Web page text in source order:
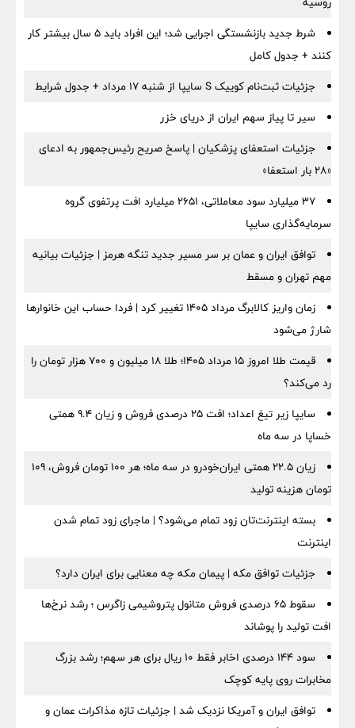
شرط جدید بازنشستگی اجرایی شد؛ این افراد باید ۵ سال بیشتر کار
کنند + جدول کامل
جزئیات ثبت‌نام کوییک S سایپا از شنبه ۱۷ مرداد + جدول شرایط
سیر تا پیاز سهم ایران از دریای خزر
جزئیات استعفای پزشکیان | پاسخ صریح رئیس‌جمهور به ادعای
«۲۸ بار استعفا»
۳۷ میلیارد سود معاملاتی، ۲۶۵۱ میلیارد افت پرتفوی گروه
سرمایه‌گذاری سایپا
توافق ایران و عمان بر سر مسیر جدید تنگه هرمز | جزئیات بیانیه
مهم تهران و مسقط
زمان واریز کالابرگ مرداد ۱۴۰۵ تغییر کرد | فردا حساب این خانوارها
شارژ می‌شود
قیمت طلا امروز ۱۵ مرداد ۱۴۰۵؛ طلا ۱۸ میلیون و ۷۰۰ هزار تومان را
رد می‌کند؟
سایپا زیر تیغ اعداد؛ افت ۲۵ درصدی فروش و زیان ۹.۴ همتی
خساپا در سه ماه
زیان ۲۲.۵ همتی ایران‌خودرو در سه ماه؛ هر ۱۰۰ تومان فروش، ۱۰۹
تومان هزینه تولید
بسته اینترنت‌تان زود تمام می‌شود؟ | ماجرای زود تمام شدن
اینترنت
جزئیات توافق مکه | پیمان مکه چه معنایی برای ایران دارد؟
سقوط ۶۵ درصدی فروش متانول پتروشیمی زاگرس ؛ رشد نرخ‌ها
افت تولید را پوشاند
سود ۱۴۴ درصدی اخابر فقط ۱۰ ریال برای هر سهم؛ رشد بزرگ
مخابرات روی پایه کوچک
توافق ایران و آمریکا نزدیک شد | جزئیات تازه مذاکرات عمان و